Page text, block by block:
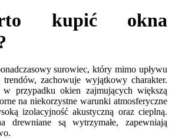
kupić okna
surowiec, który mimo upływu
zachowuje wyjątkowy charakter.
przypadku okien zajmujących większą
na niekorzystne warunki atmosferyczne
izolacyjność akustyczną oraz cieplną.
drewniane są wytrzymałe, zapewniają